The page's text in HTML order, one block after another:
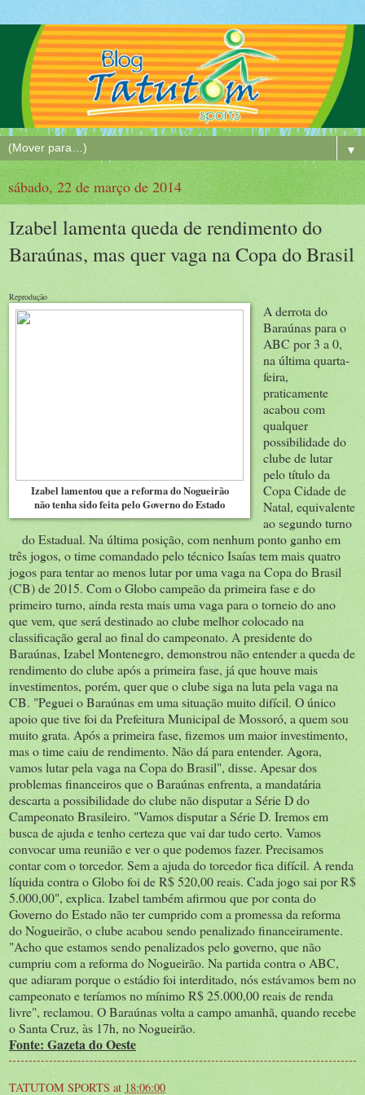
▼
sábado, 22 de março de 2014
Izabel lamenta queda de rendimento do
Baraúnas, mas quer vaga na Copa do Brasil
Reprodução
Izabel lamentou que a reforma do Nogueirão
não tenha sido feita pelo Governo do Estado
A derrota do
Baraúnas para o
ABC por 3 a 0,
na última quarta-
feira,
praticamente
acabou com
qualquer
possibilidade do
clube de lutar
pelo título da
Copa Cidade de
Natal, equivalente
ao segundo turno
do Estadual. Na última posição, com nenhum ponto ganho em
três jogos, o time comandado pelo técnico Isaías tem mais quatro
jogos para tentar ao menos lutar por uma vaga na Copa do Brasil
(CB) de 2015. Com o Globo campeão da primeira fase e do
primeiro turno, ainda resta mais uma vaga para o torneio do ano
que vem, que será destinado ao clube melhor colocado na
classificação geral ao final do campeonato. A presidente do
Baraúnas, Izabel Montenegro, demonstrou não entender a queda de
rendimento do clube após a primeira fase, já que houve mais
investimentos, porém, quer que o clube siga na luta pela vaga na
CB. "Peguei o Baraúnas em uma situação muito difícil. O único
apoio que tive foi da Prefeitura Municipal de Mossoró, a quem sou
muito grata. Após a primeira fase, fizemos um maior investimento,
mas o time caiu de rendimento. Não dá para entender. Agora,
vamos lutar pela vaga na Copa do Brasil", disse. Apesar dos
problemas financeiros que o Baraúnas enfrenta, a mandatária
descarta a possibilidade do clube não disputar a Série D do
Campeonato Brasileiro. "Vamos disputar a Série D. Iremos em
busca de ajuda e tenho certeza que vai dar tudo certo. Vamos
convocar uma reunião e ver o que podemos fazer. Precisamos
contar com o torcedor. Sem a ajuda do torcedor fica difícil. A renda
líquida contra o Globo foi de R$ 520,00 reais. Cada jogo sai por R$
5.000,00", explica. Izabel também afirmou que por conta do
Governo do Estado não ter cumprido com a promessa da reforma
do Nogueirão, o clube acabou sendo penalizado financeiramente.
"Acho que estamos sendo penalizados pelo governo, que não
cumpriu com a reforma do Nogueirão. Na partida contra o ABC,
que adiaram porque o estádio foi interditado, nós estávamos bem no
campeonato e teríamos no mínimo R$ 25.000,00 reais de renda
livre", reclamou. O Baraúnas volta a campo amanhã, quando recebe
o Santa Cruz, às 17h, no Nogueirão.
Fonte: Gazeta do Oeste
TATUTOM SPORTS at 18:06:00